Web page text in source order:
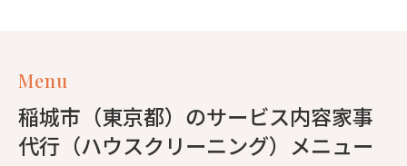
Menu
稲城市（東京都）のサービス内容家事
代行（ハウスクリーニング）メニュー